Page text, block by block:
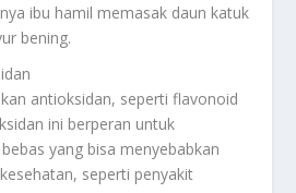
ibu hamil memasak daun katuk
bening.
antioksidan, seperti flavonoid
ini berperan untuk
yang bisa menyebabkan
seperti penyakit